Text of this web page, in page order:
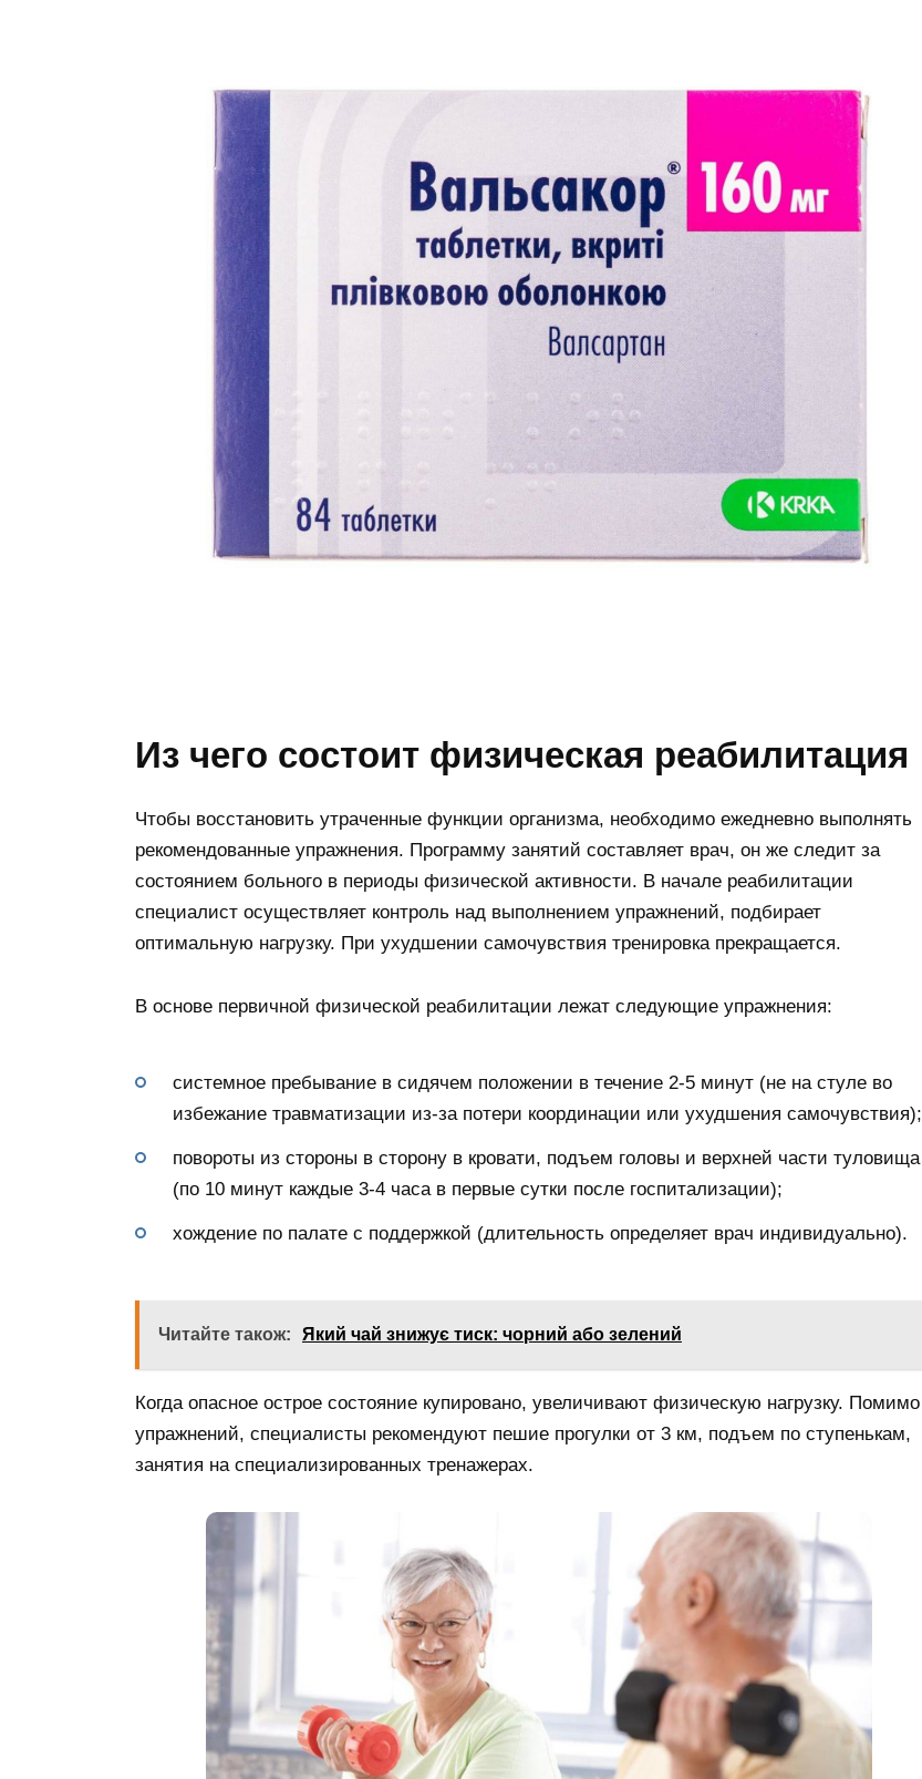
Из чего состоит физическая реабилитация
Чтобы восстановить утраченные функции организма, необходимо ежедневно выполнять
рекомендованные упражнения. Программу занятий составляет врач, он же следит за
состоянием больного в периоды физической активности. В начале реабилитации
специалист осуществляет контроль над выполнением упражнений, подбирает
оптимальную нагрузку. При ухудшении самочувствия тренировка прекращается.
В основе первичной физической реабилитации лежат следующие упражнения:
системное пребывание в сидячем положении в течение 2-5 минут (не на стуле во
избежание травматизации из-за потери координации или ухудшения самочувствия);
повороты из стороны в сторону в кровати, подъем головы и верхней части туловища
(по 10 минут каждые 3-4 часа в первые сутки после госпитализации);
хождение по палате с поддержкой (длительность определяет врач индивидуально).
Читайте також: Який чай знижує тиск: чорний або зелений
Когда опасное острое состояние купировано, увеличивают физическую нагрузку. Помимо
упражнений, специалисты рекомендуют пешие прогулки от 3 км, подъем по ступенькам,
занятия на специализированных тренажерах.